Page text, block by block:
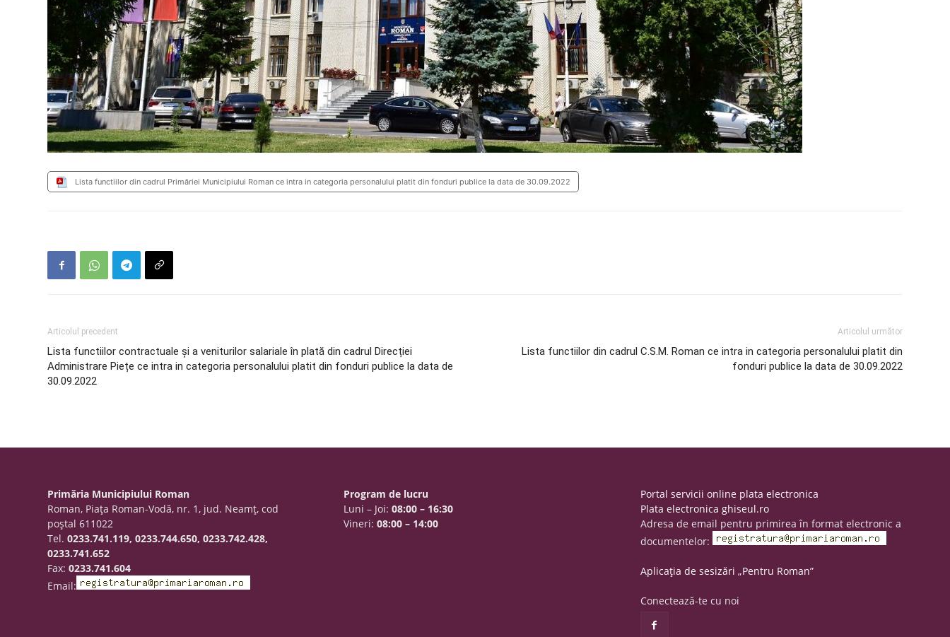
Lista functiilor din cadrul Primăriei Municipiului Roman ce intra in categoria personalului platit din fonduri publice la data de 30.09.2022
Articolul precedent
Lista functiilor contractuale și a veniturilor salariale în plată din cadrul Direcției
Administrare Piețe ce intra in categoria personalului platit din fonduri publice la data de
30.09.2022
Articolul următor
Lista functiilor din cadrul C.S.M. Roman ce intra in categoria personalului platit din
fonduri publice la data de 30.09.2022
Primăria Municipiului Roman
Roman, Piaţa Roman-Vodă, nr. 1, jud. Neamţ, cod
poştal 611022
Tel.0233.741.119, 0233.744.650, 0233.742.428,
0233.741.652
Fax:0233.741.604
Email:
Program de lucru
Luni – Joi:08:00 – 16:30
Vineri:08:00 – 14:00
Portal servicii online plata electronica
Plata electronica ghiseul.ro
Adresa de email pentru primirea în format electronic a
documentelor:
Aplicația de sesizări „Pentru Roman”
Conectează-te cu noi